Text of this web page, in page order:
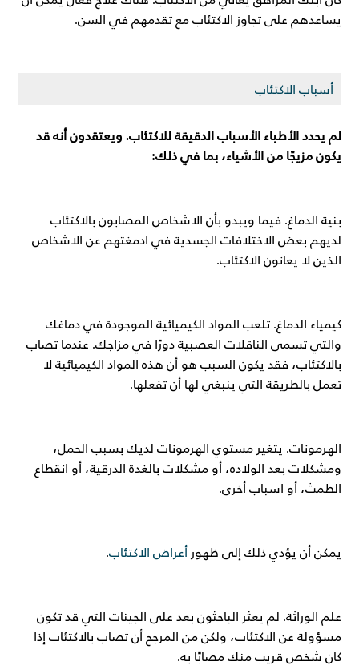
يساعدهم على تجاوز الاكتئاب مع تقدمهم في السن.
أسباب الاكتئاب
لم يحدد الأطباء الأسباب الدقيقة للاكتئاب. ويعتقدون أنه قد
يكون مزيجًا من الأشياء، بما في ذلك:
بنية الدماغ. فيما ويبدو بأن الاشخاص المصابون بالاكتئاب
لديهم بعض الاختلافات الجسدية في ادمغتهم عن الاشخاص
الذين لا يعانون الاكتئاب.
كيمياء الدماغ. تلعب المواد الكيميائية الموجودة في دماغك
والتي تسمى الناقلات العصبية دورًا في مزاجك. عندما تصاب
بالاكتئاب، فقد يكون السبب هو أن هذه المواد الكيميائية لا
تعمل بالطريقة التي ينبغي لها أن تفعلها.
الهرمونات. يتغير مستوي الهرمونات لديك بسبب الحمل،
ومشكلات بعد الولاده، أو مشكلات بالغدة الدرقية، أو انقطاع
الطمث، أو اسباب أخرى.
يمكن أن يؤدي ذلك إلى ظهورأعراض الاكتئاب.
علم الوراثة. لم يعثر الباحثون بعد على الجينات التي قد تكون
مسؤولة عن الاكتئاب، ولكن من المرجح أن تصاب بالاكتئاب إذا
كان شخص قريب منك مصابًا به.